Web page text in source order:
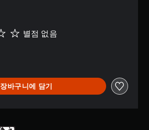
별점 없음
장바구니에 담기